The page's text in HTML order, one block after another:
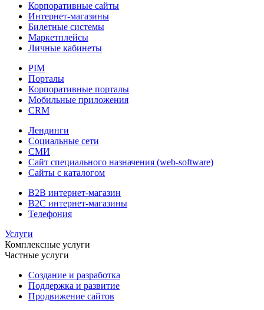
Корпоративные сайты
Интернет-магазины
Билетные системы
Маркетплейсы
Личные кабинеты
PIM
Порталы
Корпоративные порталы
Мобильные приложения
CRM
Лендинги
Социальные сети
СМИ
Сайт специального назначения (web-software)
Сайты с каталогом
B2B интернет-магазин
B2C интернет-магазины
Телефония
Услуги
Комплексные услуги
Частные услуги
Создание и разработка
Поддержка и развитие
Продвижение сайтов